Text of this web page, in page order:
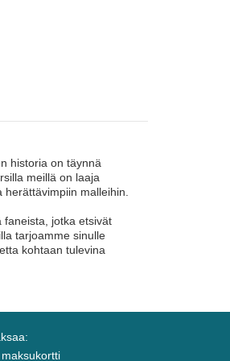
historia on täynnä
meillä on laaja
malleihin.
faneista, jotka etsivät
tarjoamme sinulle
kohtaan tulevina